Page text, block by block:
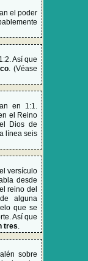
el poder
Así que
. (Véase
en 1:1.
el Reino
Dios de
línea seis
versículo
desde
reino del
alguna
que se
Así que
tres.
sobre